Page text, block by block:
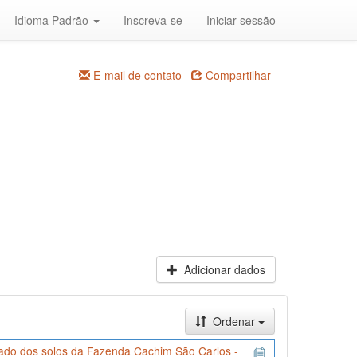
Idioma Padrão Inscreva-se Iniciar sessão
E-mail de contato Compartilhar
Adicionar dados
Ordenar
dos solos da Fazenda Cachim São Carlos -